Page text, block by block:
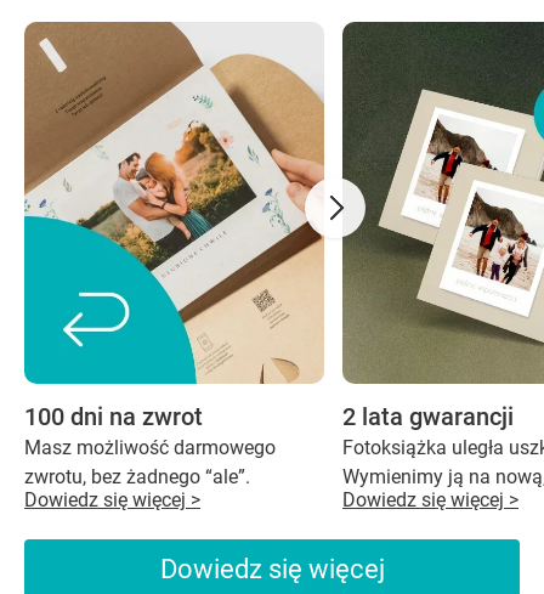
100 dni na zwrot
Masz możliwość darmowego
zwrotu, bez żadnego “ale”.
Dowiedz się więcej >
2 lata gwarancji
Fotoksiążka uległa
Wymienimy ją na
Dowiedz się więcej >
Dowiedz się więcej